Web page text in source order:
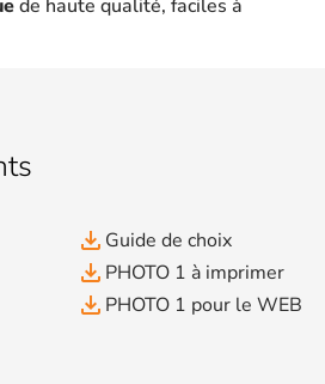
de haute qualité, faciles à
file_download Guide de choix
file_download PHOTO 1 à imprimer
file_download PHOTO 1 pour le WEB